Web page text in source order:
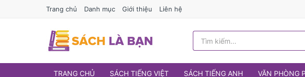
Trang chủ Danh mục Giới thiệu Liên hệ
TRANG CHỦ SÁCH TIẾNG VIỆT SÁCH TIẾNG ANH VĂN PHÒNG